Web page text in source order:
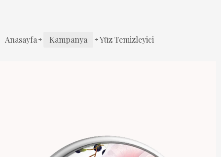
Anasayfa Kampanya Yüz Temizleyici